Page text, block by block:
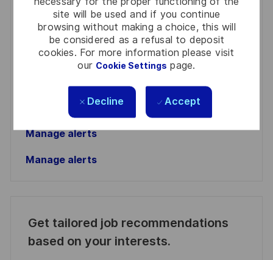
site will be used and if you continue
browsing without making a choice, this will
be considered as a refusal to deposit
cookies. For more information please visit
our Cookie Settings page.
Decline Accept
Email
address
Required
Review and agree to the terms of processing
personal information
Activate
Manage alerts
Manage alerts
Get tailored job recommendations
based on your interests.